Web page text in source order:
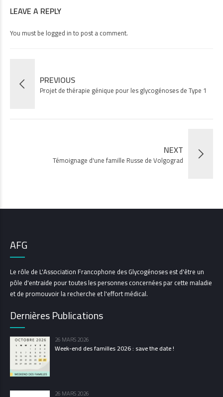
LEAVE A REPLY
You must be logged into post a comment.
PREVIOUS
Projet de thérapie génique pour les glycogénoses de Type 1
NEXT
Témoignage d'une famille Russe de Volgograd
AFG
Le rôle de L'Association Francophone des Glycogénoses est d'être un
pôle d'entraide pour toutes les personnes concernées par cette maladie
et de promouvoir la recherche et l'effort médical.
Dernières Publications
26 MARS 2026
Week-end des familles 2026 : save the date !
26 MARS 2026